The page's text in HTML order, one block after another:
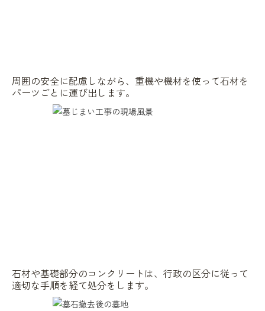
周囲の安全に配慮しながら、重機や機材を使って石材を
パーツごとに運び出します。
石材や基礎部分のコンクリートは、行政の区分に従って
適切な手順を経て処分をします。